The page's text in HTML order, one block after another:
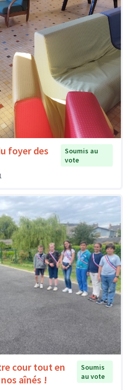
foyer des
Soumis au
vote
cour tout en
aînés !
Soumis
au vote